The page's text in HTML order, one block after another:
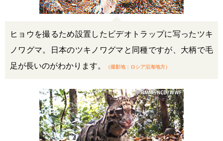
ヒョウを撮るため設置したビデオトラップに写ったツキ
ノワグマ。日本のツキノワグマと同種ですが、大柄で毛
足が長いのがわかります。
（撮影地：ロシア沿海地方）